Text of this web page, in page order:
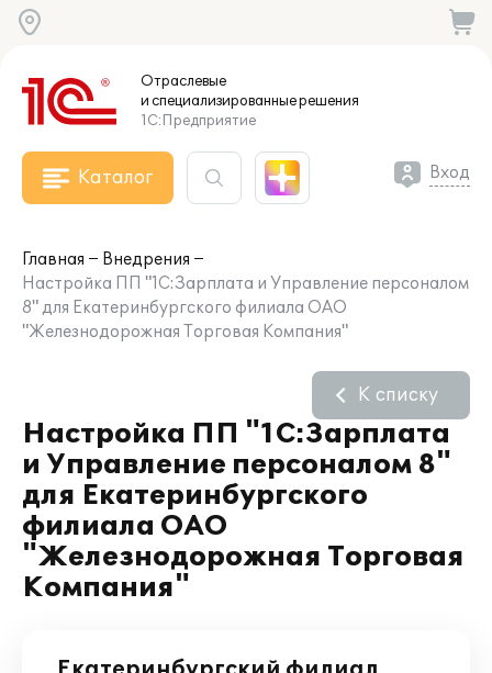
Отраслевые
и специализированныерешения
1С:Предприятие
Каталог Вход
Главная
Внедрения
Настройка ПП "1С:Зарплата и Управление персоналом
8" для Екатеринбургского филиала ОАО
"Железнодорожная Торговая Компания"
Настройка ПП "1С:Зарплата
и Управление персоналом 8"
для Екатеринбургского
филиала ОАО
"Железнодорожная Торговая
Компания"
К списку